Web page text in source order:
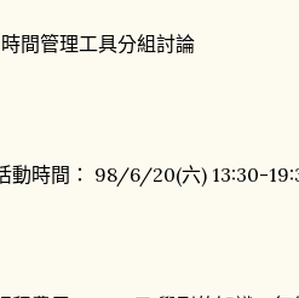
間管理工具分組討論
動時間： 98/6/20(六) 13:30-